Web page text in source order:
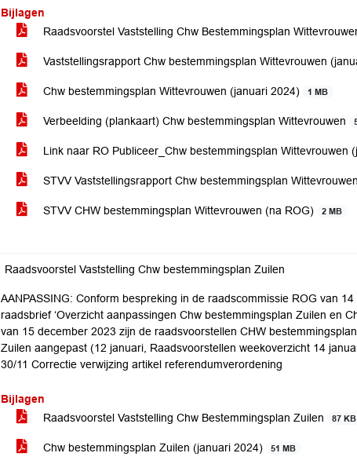
Bijlagen
Raadsvoorstel Vaststelling Chw Bestemmingsplan
Vaststellingsrapport Chw bestemmingsplan Wittevrouwen
Chw bestemmingsplan Wittevrouwen (januari 2024) 1 MB
Verbeelding (plankaart) Chw bestemmingsplan Wittevrouwen
Link naar RO Publiceer_Chw bestemmingsplan Wittevrouwen
STVV Vaststellingsrapport Chw bestemmingsplan
STVV CHW bestemmingsplan Wittevrouwen (na ROG) 2 MB
Raadsvoorstel Vaststelling Chw bestemmingsplan Zuilen
AANPASSING: Conform bespreking in de raadscommissie ROG van
raadsbrief ‘Overzicht aanpassingen Chw bestemmingsplan Zuilen en
van 15 december 2023 zijn de raadsvoorstellen CHW
Zuilen aangepast (12 januari, Raadsvoorstellen weekoverzicht 14
30/11 Correctie verwijzing artikel referendumverordening
Bijlagen
Raadsvoorstel Vaststelling Chw Bestemmingsplan Zuilen
87 KB
Chw bestemmingsplan Zuilen (januari 2024) 51 MB